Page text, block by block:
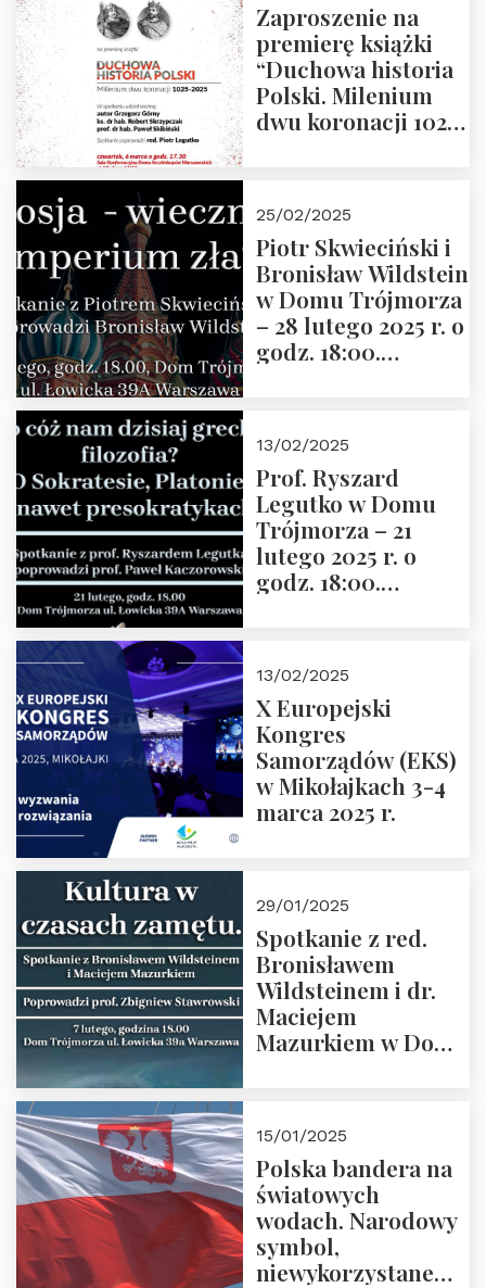
Zaproszenie na
premierę książki
“Duchowa historia
Polski. Milenium
dwu koronacji 1025-
2025 r. godz. 17:30,
DAW ul. Miodowa
17/19
25/02/2025
Piotr Skwieciński i
Bronisław Wildstein
w Domu Trójmorza
– 28 lutego 2025 r. o
godz. 18:00.
13/02/2025
Prof. Ryszard
Legutko w Domu
Trójmorza – 21
lutego 2025 r. o
godz. 18:00.
Zapraszamy
13/02/2025
X Europejski
Kongres
Samorządów (EKS)
w Mikołajkach 3-4
marca 2025 r.
29/01/2025
Spotkanie z red.
Bronisławem
Wildsteinem i dr.
Maciejem
Mazurkiem w Domu
Prowadzi prof.
Zbigniew
Stawrowski
15/01/2025
Polska bandera na
światowych
wodach. Narodowy
symbol,
niewykorzystane